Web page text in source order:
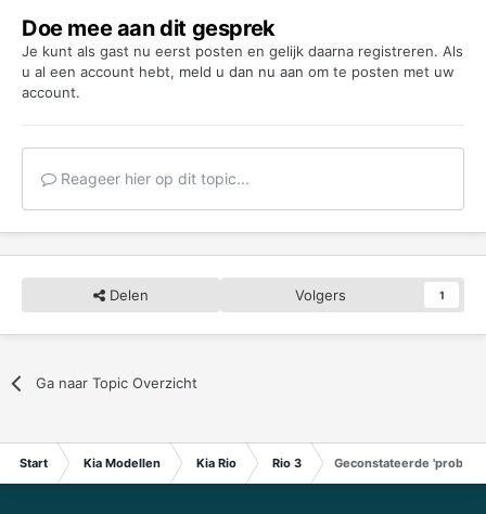
Doe mee aan dit gesprek
Je kunt als gast nu eerst posten en gelijk daarna registreren. Als
u al een account hebt, meld u dan nu aan om te posten met uw
account.
Reageer hier op dit topic...
Delen Volgers 1
Ga naar Topic Overzicht
Start Kia Modellen Kia Rio Rio 3 Geconstateerde